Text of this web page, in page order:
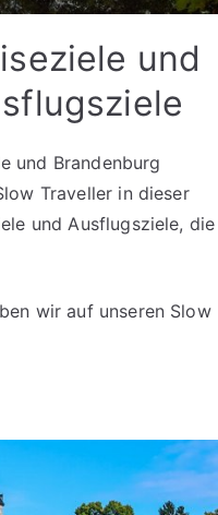
und
und Brandenburg
Traveller in dieser
und Ausflugsziele, die
wir auf unseren Slow